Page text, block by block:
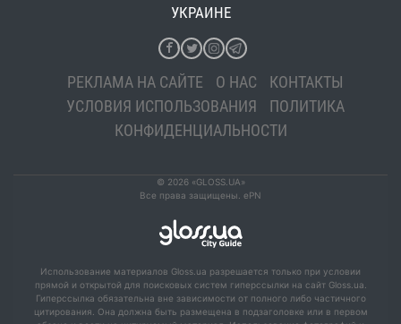
УКРАИНЕ
РЕКЛАМА НА САЙТЕ О НАС
КОНТАКТЫ
УСЛОВИЯ ИСПОЛЬЗОВАНИЯ
ПОЛИТИКА
КОНФИДЕНЦИАЛЬНОСТИ
© 2026 «GLOSS.UA»
Все права защищены. ePN
Использование материалов Gloss.ua разрешается только при условии
прямой и открытой для поисковых систем гиперссылки на сайт Gloss.ua.
Гиперссылка обязательна вне зависимости от полного либо частичного
цитирования. Она должна быть размещена в подзаголовке или в первом